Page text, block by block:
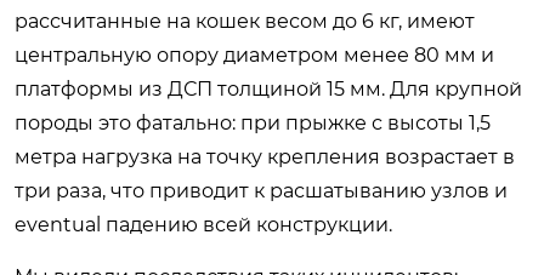
рассчитанные на кошек весом до 6 кг, имеют
центральную опору диаметром менее 80 мм и
платформы из ДСП толщиной 15 мм. Для крупной
породы это фатально: при прыжке с высоты 1,5
метра нагрузка на точку крепления возрастает в
три раза, что приводит к расшатыванию узлов и
eventual падению всей конструкции.